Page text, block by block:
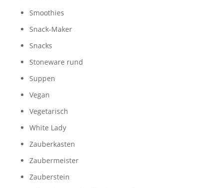
Smoothies
Snack-Maker
Snacks
Stoneware rund
Suppen
Vegan
Vegetarisch
White Lady
Zauberkasten
Zaubermeister
Zauberstein